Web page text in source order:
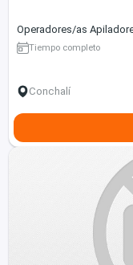
Tiempo completo
Conchalí